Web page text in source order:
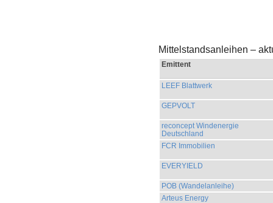
Mittelstandsanleihen –
Emittent
LEEF Blattwerk
GEPVOLT
reconcept Windenergie
Deutschland
FCR Immobilien
EVERYIELD
POB (Wandelanleihe)
Arteus Energy